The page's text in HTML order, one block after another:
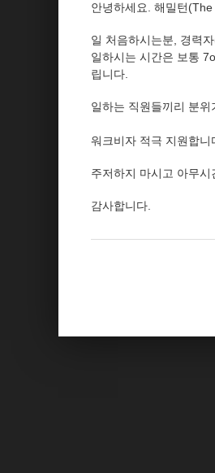
안녕하세요. 해밀턴
일 처음하시는분, 경력
일하시는 시간은 보통
립니다.
일하는 직원들끼리 분
워크비자 적극 지원합니
주저하지 마시고 아무
감사합니다.